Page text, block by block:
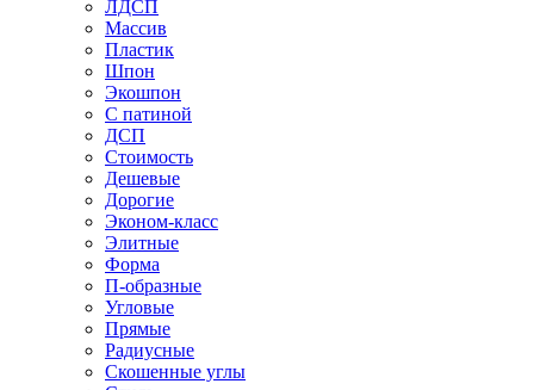
ЛДСП
Массив
Пластик
Шпон
Экошпон
С патиной
ДСП
Стоимость
Дешевые
Дорогие
Эконом-класс
Элитные
Форма
П-образные
Угловые
Прямые
Радиусные
Скошенные углы